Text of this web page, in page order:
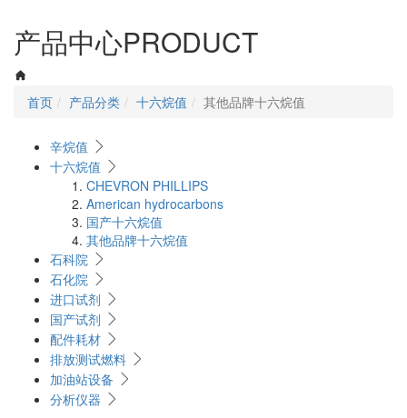
产品中心PRODUCT
首页 产品分类 十六烷值 其他品牌十六烷值
辛烷值
十六烷值
CHEVRON PHILLIPS
American hydrocarbons
国产十六烷值
其他品牌十六烷值
石科院
石化院
进口试剂
国产试剂
配件耗材
排放测试燃料
加油站设备
分析仪器